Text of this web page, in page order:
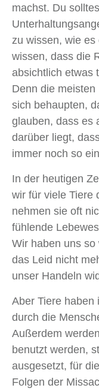
machst. Du
zu wissen, wie
wissen, dass die
absichtlich etwas
Denn die
sich behaupten,
glauben, dass es
darüber liegt,
immer noch so
In der heutigen
wir für viele Tiere
nehmen sie oft
fühlende
Wir haben uns
das Leid nicht
unser Handeln
Aber Tiere haben
durch die
Außerdem
benutzt werden,
ausgesetzt, für
Folgen der